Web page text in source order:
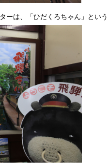
ーは、「ひだくろちゃん」という